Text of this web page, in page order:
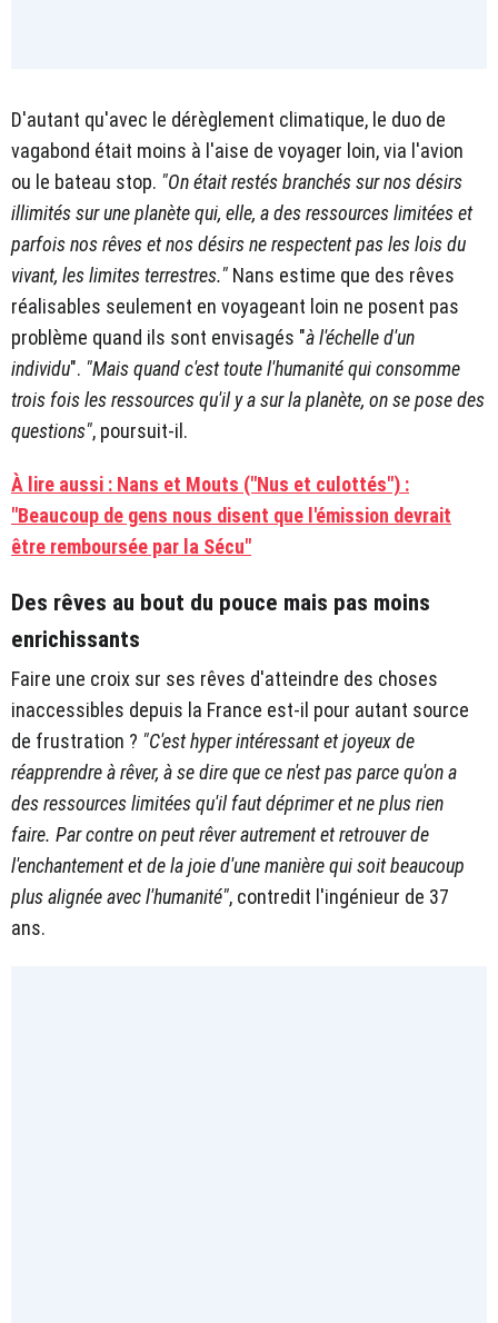
D'autant qu'avec le dérèglement climatique, le duo de
vagabond était moins à l'aise de voyager loin, via l'avion
ou le bateau stop. "On était restés branchés sur nos désirs
illimités sur une planète qui, elle, a des ressources limitées et
parfois nos rêves et nos désirs ne respectent pas les lois du
vivant, les limites terrestres." Nans estime que des rêves
réalisables seulement en voyageant loin ne posent pas
problème quand ils sont envisagés "à l'échelle d'un
individu". "Mais quand c'est toute l'humanité qui consomme
trois fois les ressources qu'il y a sur la planète, on se pose des
questions", poursuit-il.
À lire aussi : Nans et Mouts ("Nus et culottés") :
"Beaucoup de gens nous disent que l'émission devrait
être remboursée par la Sécu"
Des rêves au bout du pouce mais pas moins
enrichissants
Faire une croix sur ses rêves d'atteindre des choses
inaccessibles depuis la France est-il pour autant source
de frustration ? "C'est hyper intéressant et joyeux de
réapprendre à rêver, à se dire que ce n'est pas parce qu'on a
des ressources limitées qu'il faut déprimer et ne plus rien
faire. Par contre on peut rêver autrement et retrouver de
l'enchantement et de la joie d'une manière qui soit beaucoup
plus alignée avec l'humanité", contredit l'ingénieur de 37
ans.